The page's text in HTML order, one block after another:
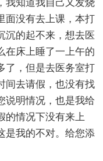
我知道我自己又发烧
面没有去上课，本打
沉的起不来，想去医
在床上睡了一上午的
了，但是去医务室打
间去请假，也没有找
说明情况，也是我给
的情况下没有来上
是我的不对。给您添